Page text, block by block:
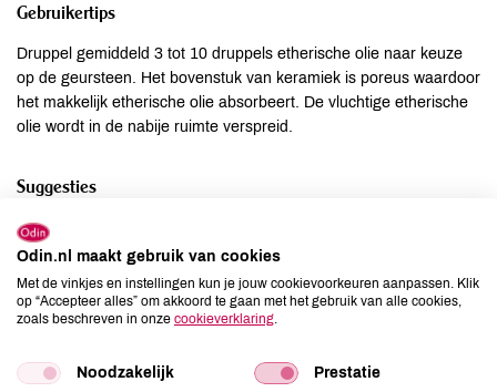
Gebruikertips
Druppel gemiddeld 3 tot 10 druppels etherische olie naar keuze
op de geursteen. Het bovenstuk van keramiek is poreus waardoor
het makkelijk etherische olie absorbeert. De vluchtige etherische
olie wordt in de nabije ruimte verspreid.
Suggesties
Ideaal voor kleine ruimtes zoals het toilet en de kleding- of
schoenenkast. Maar ook perfect daar waar een subtiele geur
gewenst is, zoals op het bureau, naast het bed of op de
babykamer.
Ingrediënten
Odin.nl maakt gebruik van cookies
Met de vinkjes en instellingen kun je jouw cookievoorkeuren aanpassen. Klik
op “Accepteer alles” om akkoord te gaan met het gebruik van alle cookies,
zoals beschreven in onze cookieverklaring
Noodzakelijk Prestatie